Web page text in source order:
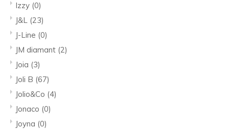
Izzy (0)
J&L (23)
J-Line (0)
JM diamant (2)
Joia (3)
Joli B (67)
Jolio&Co (4)
Jonaco (0)
Joyna (0)